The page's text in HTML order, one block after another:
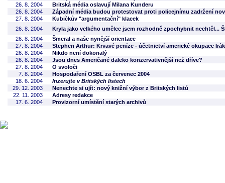
26. 8. 2004
Britská média oslavují Milana Kunderu
26. 8. 2004
Západní média budou protestovat proti policejnímu zadržení
27. 8. 2004
Kubičkův "argumentační" klacek
26. 8. 2004
Kryla jako velkého umělce jsem rozhodně zpochybnit nechtěl...
26. 8. 2004
Šmeral a naše nynější orientace
27. 8. 2004
Stephen Arthur: Krvavé peníze - účetnictví americké okupace
26. 8. 2004
Nikdo není dokonalý
26. 8. 2004
Jsou dnes Američané daleko konzervativnější než dříve?
27. 8. 2004
O svoloči
7. 8. 2004
Hospodaření OSBL za červenec 2004
18. 6. 2004
Inzerujte v Britských listech
29. 12. 2003
Nenechte si ujít: nový knižní výbor z Britských listů
22. 11. 2003
Adresy redakce
17. 6. 2004
Provizorní umístění starých archivů